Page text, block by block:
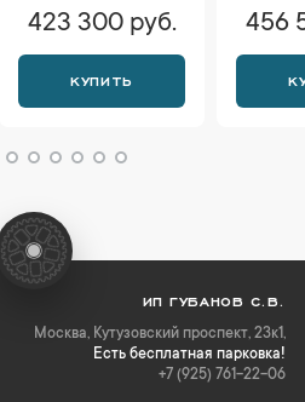
423 300 руб.
КУПИТЬ
456
ИП ГУБАНОВ С.В.
Москва, Кутузовский проспект, 23к1,
Есть бесплатная парковка!
+7 (925) 761-22-06